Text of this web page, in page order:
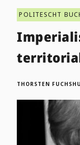
POLITESCHT
THORSTEN